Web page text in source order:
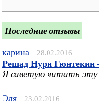
Последние отзывы
карина 28.02.2016
Решад Нури Гюнтекин
Я саветую читать эту
Эля 23.02.2016